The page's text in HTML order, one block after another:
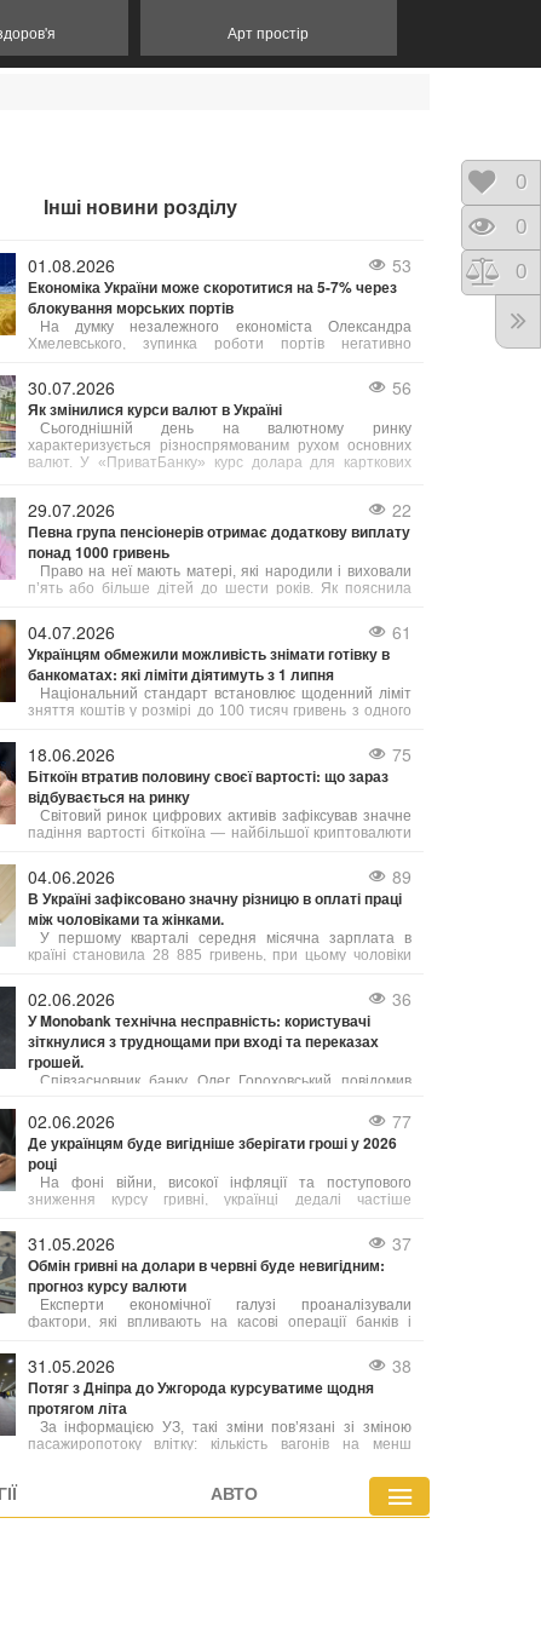
Арт простір
Інші новини розділу
01.08.2026 53
Економіка України може скоротитися на 5-7% через
блокування морських портів
На думку незалежного економіста Олександра
Хмелевського, зупинка роботи портів негативно
що призведе до зменшення бюджетних надходжень та
зниження добробуту населення.
30.07.2026 56
Як змінилися курси валют в Україні
Сьогоднішній день на валютному ринку
характеризується різноспрямованим рухом основних
валют. У «ПриватБанку» курс долара для карткових
29.07.2026 22
Певна група пенсіонерів отримає додаткову виплату
понад 1000 гривень
Право на неї мають матері, які народили і виховали
п’ять або більше дітей до шести років. Як пояснила
04.07.2026 61
Українцям обмежили можливість знімати готівку в
банкоматах: які ліміти діятимуть з 1 липня
Національний стандарт встановлює щоденний ліміт
зняття коштів у розмірі до 100 тисяч гривень з одного
операцій через банкомати, так і отримання грошей у
касах банків.
18.06.2026 75
Біткоїн втратив половину своєї вартості: що зараз
відбувається на ринку
Світовий ринок цифрових активів зафіксував значне
падіння вартості біткоїна — найбільшої криптовалюти
рекордом, встановленим 5 жовтня 2025 року на рівні
125 245,57 доларів, ціна біткоїна знизилася вдвічі і
наблизилася до важливої психологічної межі.
04.06.2026 89
В Україні зафіксовано значну різницю в оплаті праці
між чоловіками та жінками.
У першому кварталі середня місячна зарплата в
країні становила 28 885 гривень, при цьому чоловіки
жінок. Зокрема, середня зарплата чоловіків складала
33 798 грн, а жінок – 24 791 грн.
02.06.2026 36
У Monobank технічна несправність: користувачі
зіткнулися з труднощами при вході та переказах
грошей.
Співзасновник банку Олег Гороховський повідомив
працюють над її усуненням. "У нас технічний збій,
02.06.2026 77
Де українцям буде вигідніше зберігати гроші у 2026
році
На фоні війни, високої інфляції та поступового
зниження курсу гривні, українці дедалі частіше
31.05.2026 37
Обмін гривні на долари в червні буде невигідним:
прогноз курсу валюти
Експерти економічної галузі проаналізували
фактори, які впливають на касові операції банків і
діапазону можливих змін котирувань. Зміни курсу у
пунктах обміну напряму пов’язані з державними
фінансовими механізмами. Згідно з наявними
оцінками, нинішня ситуація носить тимчасовий
характер і найближчим часом очікується стабілізація.
31.05.2026 38
Потяг з Дніпра до Ужгорода курсуватиме щодня
протягом літа
За інформацією УЗ, такі зміни пов’язані зі зміною
пасажиропотоку влітку: кількість вагонів на менш
перенаправляються на маршрути з підвищеним
АВТО
0
0
0